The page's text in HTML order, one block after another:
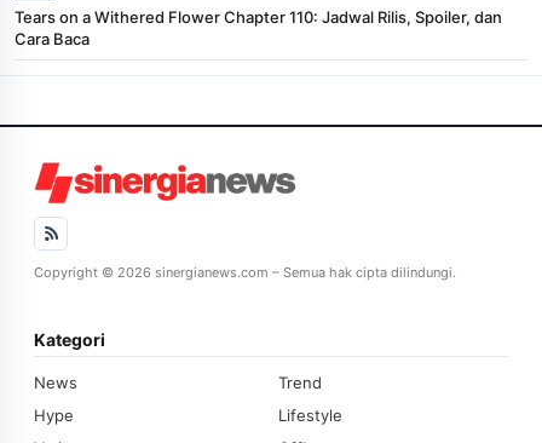
Tears on a Withered Flower Chapter 110: Jadwal Rilis, Spoiler, dan
Cara Baca
Copyright © 2026 sinergianews.com – Semua hak cipta dilindungi.
Kategori
News
Trend
Hype
Lifestyle